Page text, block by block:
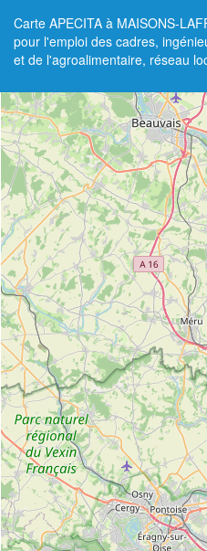
Carte APECITA à MAISONS-
pour l'emploi des cadres,
et de l'agroalimentaire, réseau
+
−